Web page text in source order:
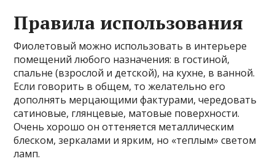
Правила использования
Фиолетовый можно использовать в интерьере
помещений любого назначения: в гостиной,
спальне (взрослой и детской), на кухне, в ванной.
Если говорить в общем, то желательно его
дополнять мерцающими фактурами, чередовать
сатиновые, глянцевые, матовые поверхности.
Очень хорошо он оттеняется металлическим
блеском, зеркалами и ярким, но «теплым» светом
ламп.